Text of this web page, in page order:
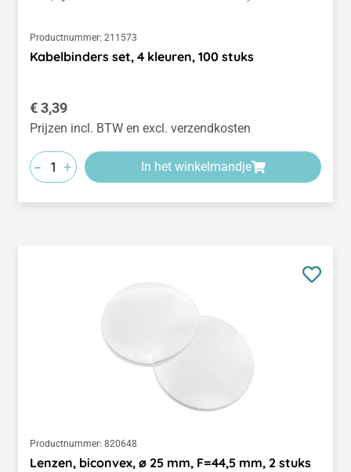
Productnummer: 211573
Kabelbinders set, 4 kleuren, 100 stuks
Normale prijs:
€ 3,39
Prijzen incl. BTW en excl. verzendkosten
- + In het winkelmandje
Productnummer: 820648
Lenzen, biconvex, ø 25 mm, F=44,5 mm, 2 stuks